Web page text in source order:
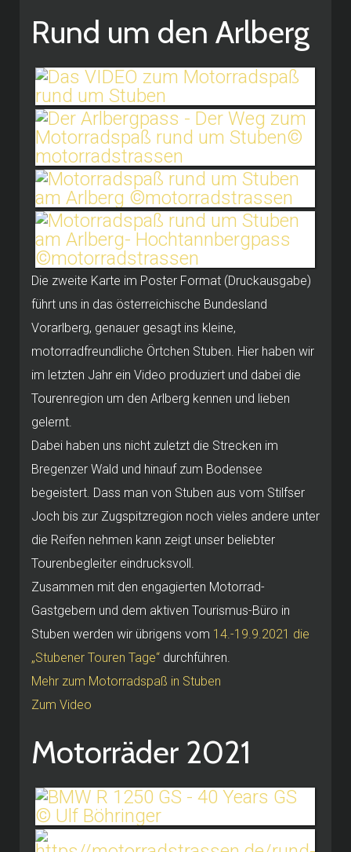
Rund um den Arlberg
Die zweite Karte im Poster Format (Druckausgabe)
führt uns in das österreichische Bundesland
Vorarlberg, genauer gesagt ins kleine,
motorradfreundliche Örtchen Stuben. Hier haben wir
im letzten Jahr ein Video produziert und dabei die
Tourenregion um den Arlberg kennen und lieben
gelernt.
Dabei haben uns nicht zuletzt die Strecken im
Bregenzer Wald und hinauf zum Bodensee
begeistert. Dass man von Stuben aus vom Stilfser
Joch bis zur Zugspitzregion noch vieles andere unter
die Reifen nehmen kann zeigt unser beliebter
Tourenbegleiter eindrucksvoll.
Zusammen mit den engagierten Motorrad-
Gastgebern und dem aktiven Tourismus-Büro in
Stuben werden wir übrigens vom 14.-19.9.2021 die
„Stubener Touren Tage“ durchführen.
Mehr zum Motorradspaß in Stuben
Zum Video
Motorräder 2021